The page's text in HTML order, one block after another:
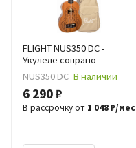
FLIGHT NUS350 DC -
Укулеле сопрано
NUS350 DC В наличии
6 290 ₽
В рассрочку от 1 048 ₽/мес